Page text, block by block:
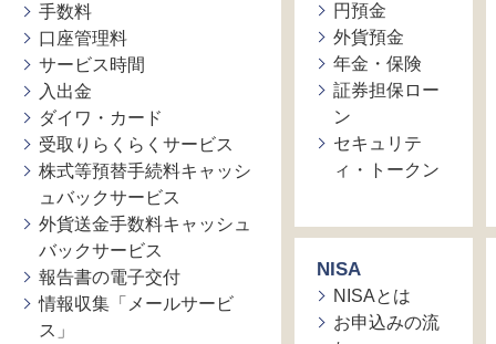
手数料
口座管理料
サービス時間
入出金
ダイワ・カード
受取りらくらくサービス
株式等預替手続料キャッシ
ュバックサービス
外貨送金手数料キャッシュ
バックサービス
報告書の電子交付
情報収集「メールサービ
ス」
円預金
外貨預金
年金・保険
証券担保ロー
ン
セキュリテ
ィ・トークン
NISA
NISAとは
お申込みの流